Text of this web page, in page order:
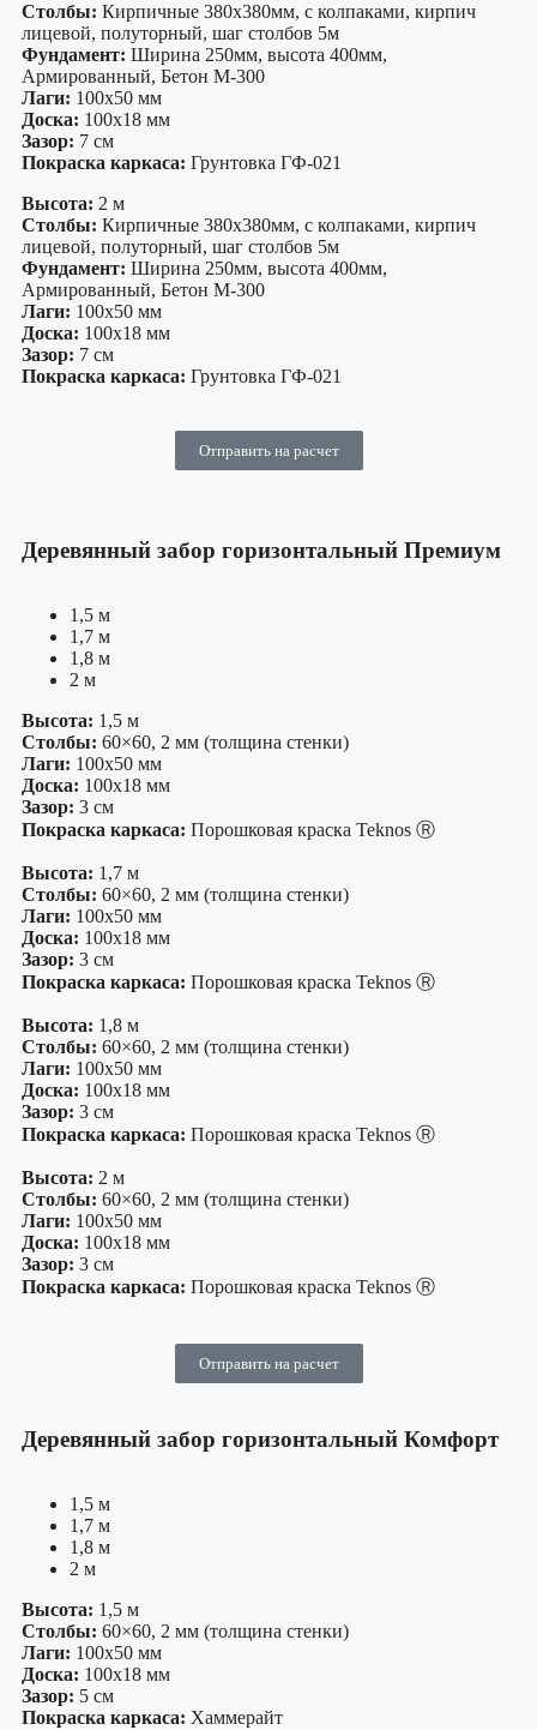
Столбы: Кирпичные 380х380мм, с колпаками, кирпич
лицевой, полуторный, шаг столбов 5м
Фундамент: Ширина 250мм, высота 400мм,
Армированный, Бетон М-300
Лаги: 100х50 мм
Доска: 100х18 мм
Зазор: 7 см
Покраска каркаса: Грунтовка ГФ-021
Высота: 2 м
Столбы: Кирпичные 380х380мм, с колпаками, кирпич
лицевой, полуторный, шаг столбов 5м
Фундамент: Ширина 250мм, высота 400мм,
Армированный, Бетон М-300
Лаги: 100х50 мм
Доска: 100х18 мм
Зазор: 7 см
Покраска каркаса: Грунтовка ГФ-021
Отправить на расчет
Деревянный забор горизонтальный Премиум
1,5 м
1,7 м
1,8 м
2 м
Высота: 1,5 м
Столбы: 60×60, 2 мм (толщина стенки)
Лаги: 100х50 мм
Доска: 100х18 мм
Зазор: 3 см
Покраска каркаса: Порошковая краска Teknos Ⓡ
Высота: 1,7 м
Столбы: 60×60, 2 мм (толщина стенки)
Лаги: 100х50 мм
Доска: 100х18 мм
Зазор: 3 см
Покраска каркаса: Порошковая краска Teknos Ⓡ
Высота: 1,8 м
Столбы: 60×60, 2 мм (толщина стенки)
Лаги: 100х50 мм
Доска: 100х18 мм
Зазор: 3 см
Покраска каркаса: Порошковая краска Teknos Ⓡ
Высота: 2 м
Столбы: 60×60, 2 мм (толщина стенки)
Лаги: 100х50 мм
Доска: 100х18 мм
Зазор: 3 см
Покраска каркаса: Порошковая краска Teknos Ⓡ
Отправить на расчет
Деревянный забор горизонтальный Комфорт
1,5 м
1,7 м
1,8 м
2 м
Высота: 1,5 м
Столбы: 60×60, 2 мм (толщина стенки)
Лаги: 100х50 мм
Доска: 100х18 мм
Зазор: 5 см
Покраска каркаса: Хаммерайт